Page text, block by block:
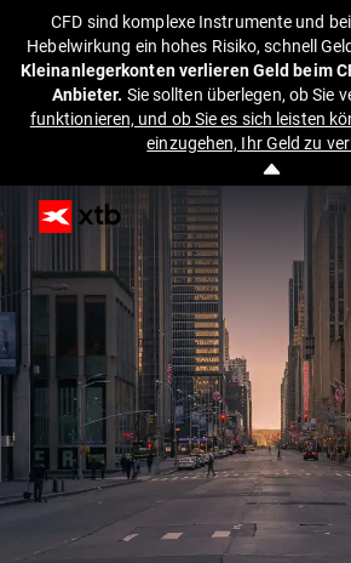
CFD sind komplexe Instrumente und
Hebelwirkung ein hohes Risiko, schnell
Kleinanlegerkonten verlieren Geld beim
Anbieter. Sie sollten überlegen, ob Sie
funktionieren, und ob Sie es sich leisten
einzugehen, Ihr Geld zu